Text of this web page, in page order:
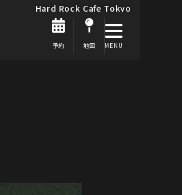
Hard Rock Cafe Tokyo
予約 地図